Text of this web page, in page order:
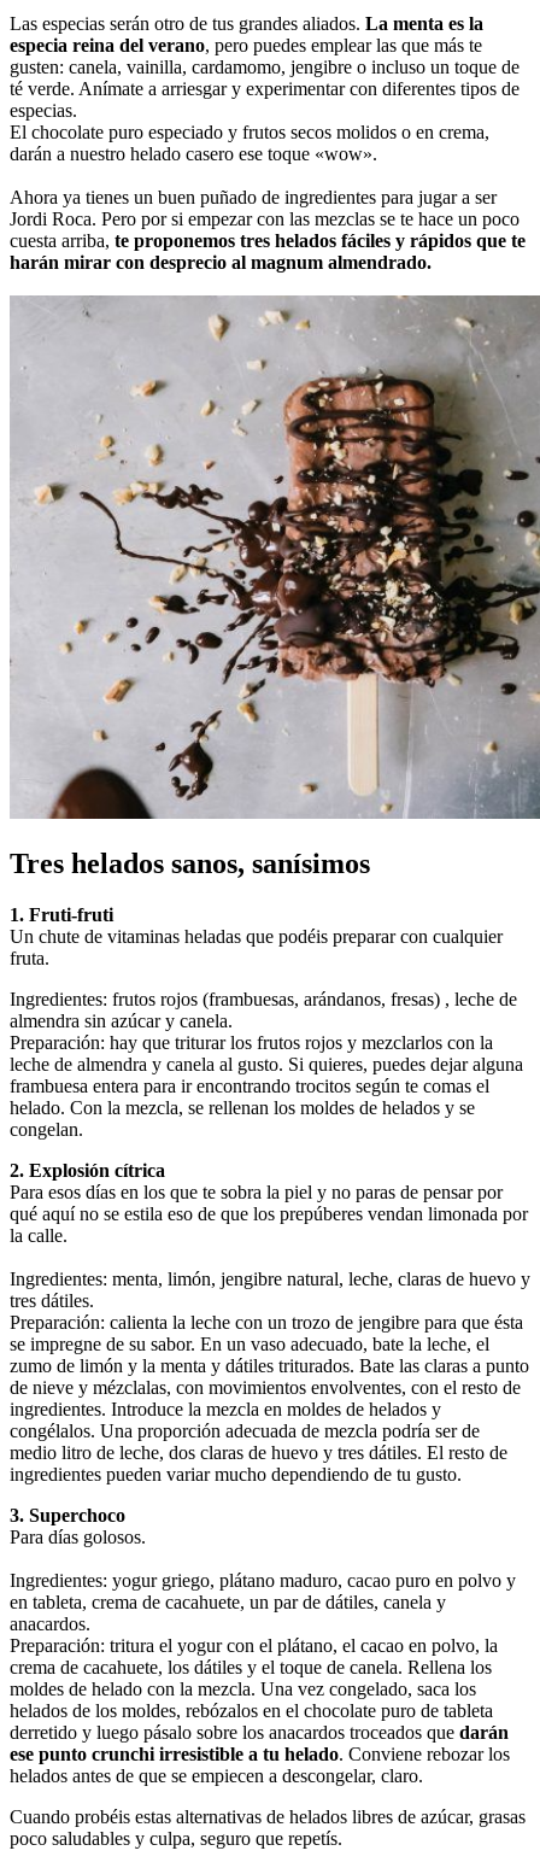
Las especias serán otro de tus grandes aliados. La menta es la
especia reina del verano, pero puedes emplear las que más te
gusten: canela, vainilla, cardamomo, jengibre o incluso un toque de
té verde. Anímate a arriesgar y experimentar con diferentes tipos de
especias.
El chocolate puro especiado y frutos secos molidos o en crema,
darán a nuestro helado casero ese toque «wow».
Ahora ya tienes un buen puñado de ingredientes para jugar a ser
Jordi Roca. Pero por si empezar con las mezclas se te hace un poco
cuesta arriba, te proponemos tres helados fáciles y rápidos que te
harán mirar con desprecio al magnum almendrado.
Tres helados sanos, sanísimos
1. Fruti-fruti
Un chute de vitaminas heladas que podéis preparar con cualquier
fruta.
Ingredientes: frutos rojos (frambuesas, arándanos, fresas) , leche de
almendra sin azúcar y canela.
Preparación: hay que triturar los frutos rojos y mezclarlos con la
leche de almendra y canela al gusto. Si quieres, puedes dejar alguna
frambuesa entera para ir encontrando trocitos según te comas el
helado. Con la mezcla, se rellenan los moldes de helados y se
congelan.
2. Explosión cítrica
Para esos días en los que te sobra la piel y no paras de pensar por
qué aquí no se estila eso de que los prepúberes vendan limonada por
la calle.
Ingredientes: menta, limón, jengibre natural, leche, claras de huevo y
tres dátiles.
Preparación: calienta la leche con un trozo de jengibre para que ésta
se impregne de su sabor. En un vaso adecuado, bate la leche, el
zumo de limón y la menta y dátiles triturados. Bate las claras a punto
de nieve y mézclalas, con movimientos envolventes, con el resto de
ingredientes. Introduce la mezcla en moldes de helados y
congélalos. Una proporción adecuada de mezcla podría ser de
medio litro de leche, dos claras de huevo y tres dátiles. El resto de
ingredientes pueden variar mucho dependiendo de tu gusto.
3. Superchoco
Para días golosos.
Ingredientes: yogur griego, plátano maduro, cacao puro en polvo y
en tableta, crema de cacahuete, un par de dátiles, canela y
anacardos.
Preparación: tritura el yogur con el plátano, el cacao en polvo, la
crema de cacahuete, los dátiles y el toque de canela. Rellena los
moldes de helado con la mezcla. Una vez congelado, saca los
helados de los moldes, rebózalos en el chocolate puro de tableta
derretido y luego pásalo sobre los anacardos troceados que darán
ese punto crunchi irresistible a tu helado. Conviene rebozar los
helados antes de que se empiecen a descongelar, claro.
Cuando probéis estas alternativas de helados libres de azúcar, grasas
poco saludables y culpa, seguro que repetís.